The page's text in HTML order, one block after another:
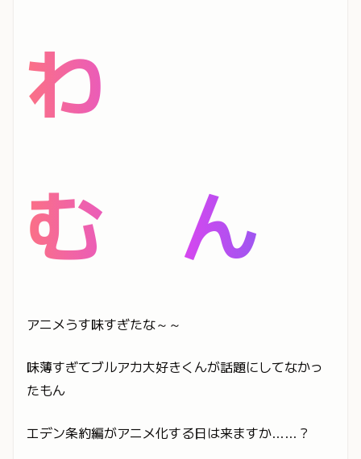
わ
む ん
アニメうす味すぎたな～～
味薄すぎてブルアカ大好きくんが話題にしてなかっ
たもん
エデン条約編がアニメ化する日は来ますか……？